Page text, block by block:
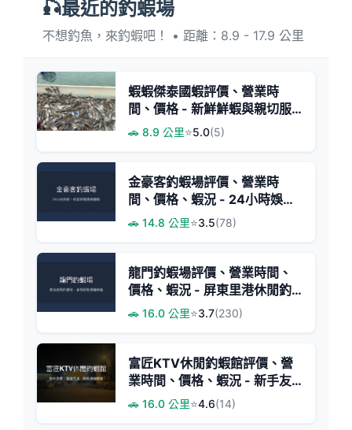
🎣最近的釣蝦場
不想釣魚，來釣蝦吧！ • 距離：8.9 - 17.9 公里
蝦蝦傑泰國蝦評價、營業時
間、價格 - 新鮮鮮蝦與親切服
🚗 8.9 公里⭐5.0(5)
金豪客釣蝦場評價、營業時
間、價格、蝦況 - 24小時娛樂
釣場
🚗 14.8 公里⭐3.5(78)
龍門釣蝦場評價、營業時間、
價格、蝦況 - 屏東里港休閒釣
蝦體驗
🚗 16.0 公里⭐3.7(230)
富匠KTV休閒釣蝦館評價、營
業時間、價格、蝦況 - 新手友
善與豐富蝦量
🚗 16.0 公里⭐4.6(14)